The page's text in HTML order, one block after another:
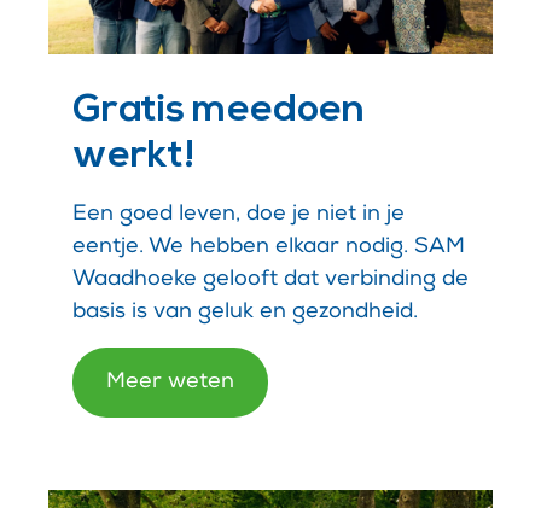
Gratis meedoen
werkt!
Een goed leven, doe je niet in je
eentje. We hebben elkaar nodig. SAM
Waadhoeke gelooft dat verbinding de
basis is van geluk en gezondheid.
Meer weten